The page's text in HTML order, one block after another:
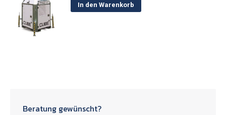
In den Warenkorb
Beratung gewünscht?